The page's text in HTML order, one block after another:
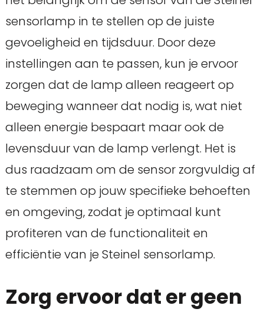
sensorlamp in te stellen op de juiste
gevoeligheid en tijdsduur. Door deze
instellingen aan te passen, kun je ervoor
zorgen dat de lamp alleen reageert op
beweging wanneer dat nodig is, wat niet
alleen energie bespaart maar ook de
levensduur van de lamp verlengt. Het is
dus raadzaam om de sensor zorgvuldig af
te stemmen op jouw specifieke behoeften
en omgeving, zodat je optimaal kunt
profiteren van de functionaliteit en
efficiëntie van je Steinel sensorlamp.
Zorg ervoor dat er geen